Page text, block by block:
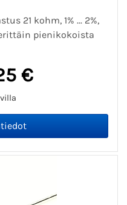
21 kohm, 1% ... 2%,
pienikokoista
€